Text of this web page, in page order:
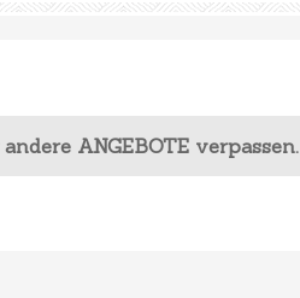
ANGEBOTE verpassen.